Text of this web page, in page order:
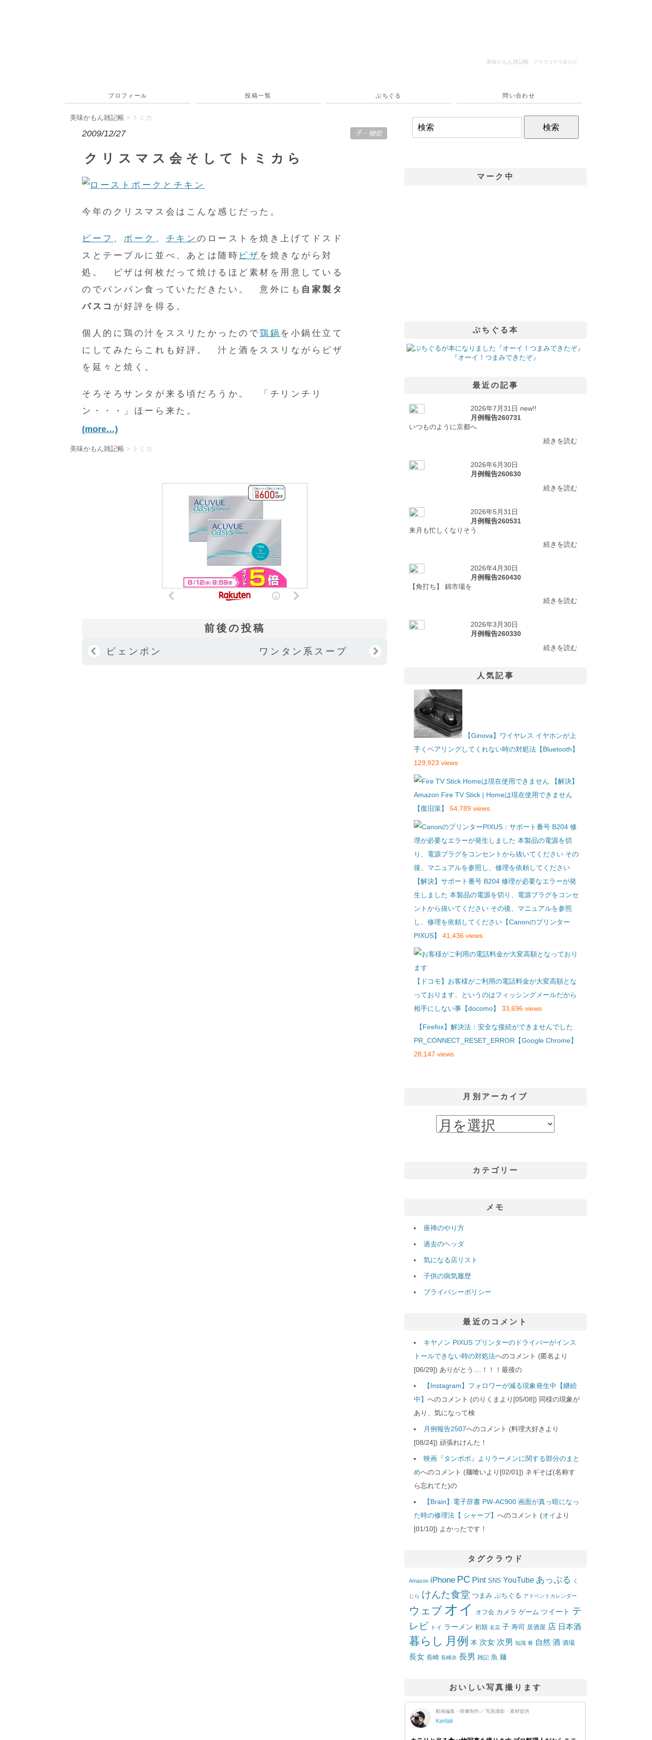
美味かもん雑記帳 アチラコチラ命がけ
プロフィール 投稿一覧 ぷちぐる 問い合わせ
美味かもん雑記帳 > トミカ
2009/12/27 子・ 物欲
クリスマス会そしてトミカら
今年のクリスマス会はこんな感じだった。
ビーフ 、ポーク 、 チキンのローストを焼き上げてドスド
スとテーブルに並べ、あとは随時 ピザ を焼きながら対
処。 ピザは何枚だって焼けるほど素材を用意している
のでバンバン食っていただきたい。 意外にも 自家製タ
バスコ が好評を得る。
個人的に鶏の汁をススリたかったので鶏鍋 を小鍋仕立て
にしてみたらこれも好評。 汁と酒をススリながらピザ
を延々と焼く。
そろそろサンタが来る頃だろうか。 「チリンチリ
ン・・・」ほーら来た。
(more…)
美味かもん雑記帳 > トミカ
前後の投稿
ピェンポン ワンタン系スープ
マーク中
ぷちぐる本
『オーイ！つまみできたぞ』
最近の記事
2026年7月31日 new!!
月例報告260731
いつものように京都へ
続きを読む
2026年6月30日
月例報告260630
続きを読む
2026年5月31日
月例報告260531
来月も忙しくなりそう
続きを読む
2026年4月30日
月例報告260430
【角打ち】 錦市場を
続きを読む
2026年3月30日
月例報告260330
続きを読む
人気記事
【Ginova】ワイヤレス イヤホンが上
手くペアリングしてくれない時の対処法【Bluetooth】
129,923 views
【解決】
Amazon Fire TV Stick | Homeは現在使用できません
【復旧策】
54,789 views
【解決】サポート番号 B204 修理が必要なエラーが発
生しました 本製品の電源を切り、電源プラグをコンセ
ントから抜いてください その後、マニュアルを参照
し、修理を依頼してください【Canonのプリンター
PIXUS】
41,436 views
【ドコモ】お客様がご利用の電話料金が大変高額とな
っております、というのはフィッシングメールだから
相手にしない事【docomo】
33,696 views
【Firefox】解決法：安全な接続ができませんでした
PR_CONNECT_RESET_ERROR【Google Chrome】
28,147 views
月別アーカイブ
カテゴリー
メモ
座禅のやり方
過去のヘッダ
気になる店リスト
子供の病気履歴
プライバシーポリシー
最近のコメント
キヤノン PIXUS プリンターのドライバーがインス
トールできない時の対処法へのコメント (匿名より
[06/29]) ありがとう....！！！最後の
【Instagram】フォロワーが減る現象発生中【継続
中】へのコメント (のりくまより[05/08]) 同様の現象が
あり、気になって検
月例報告2507へのコメント (料理大好きより
[08/24]) 頑張れけんた！
映画『タンポポ』よりラーメンに関する部分のまと
めへのコメント (麺喰いより[02/01]) ネギそば(名称す
ら忘れてた)の
【Brain】電子辞書 PW-AC900 画面が真っ暗になっ
た時の修理法【 シャープ】へのコメント (オイ より
[01/10]) よかったです！
タグクラウド
Amazon iPhone PC Pint SNS YouTube あっぷる く
じら けんた食堂 つまみ ぷちぐる アドベントカレンダー
ウェブ オイ オフ会 カメラ ゲーム ツイート テ
レビ トイ ラーメン 初期 名店 子 寿司 居酒屋 店 日本酒
暮らし 月例 本 次女 次男 知識 肴 自然 酒 酒場
長女 長崎 長崎弁 長男 雑記 魚 麺
おいしい写真撮ります